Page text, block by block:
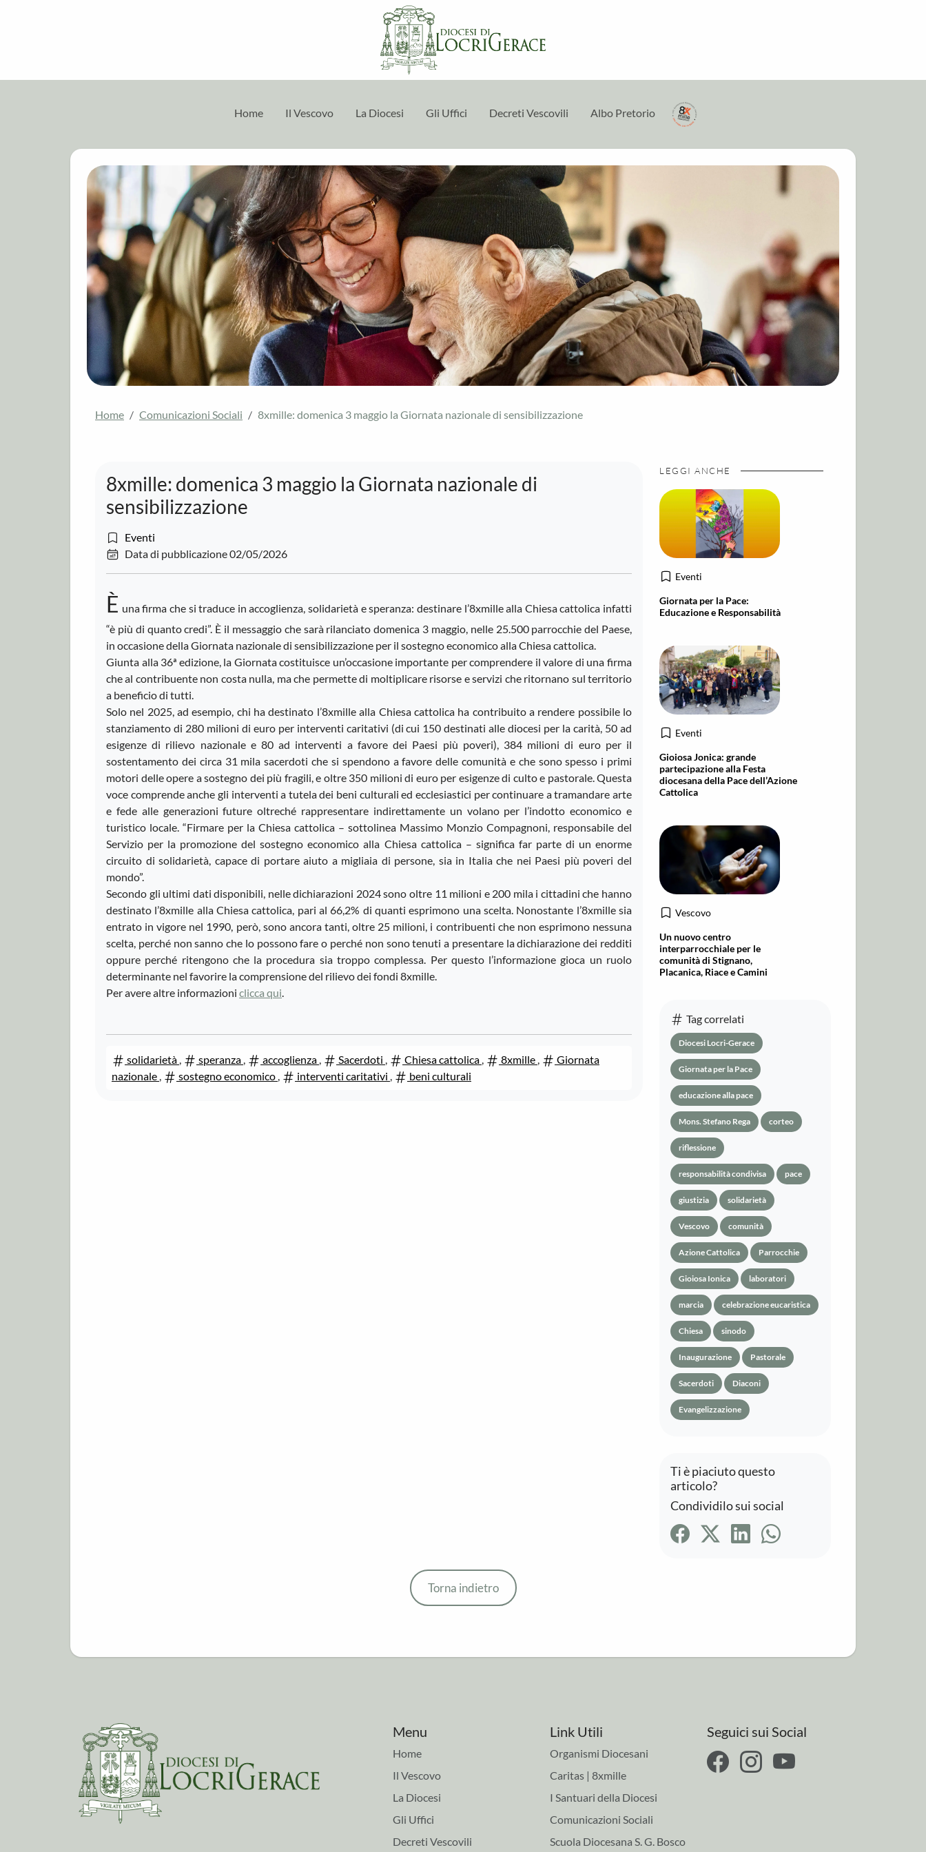
Home Il Vescovo La Diocesi Gli Uffici Decreti Vescovili Albo Pretorio
Home Comunicazioni Sociali 8xmille: domenica 3 maggio la Giornata nazionale di sensibilizzazione
8xmille: domenica 3 maggio la Giornata nazionale di
sensibilizzazione
Eventi
Data di pubblicazione 02/05/2026
È una firma che si traduce in accoglienza, solidarietà e speranza: destinare l’8xmille alla Chiesa cattolica infatti
“è più di quanto credi”. È il messaggio che sarà rilanciato domenica 3 maggio, nelle 25.500 parrocchie del Paese,
in occasione della Giornata nazionale di sensibilizzazione per il sostegno economico alla Chiesa cattolica.
Giunta alla 36ª edizione, la Giornata costituisce un’occasione importante per comprendere il valore di una firma
che al contribuente non costa nulla, ma che permette di moltiplicare risorse e servizi che ritornano sul territorio
a beneficio di tutti.
Solo nel 2025, ad esempio, chi ha destinato l’8xmille alla Chiesa cattolica ha contribuito a rendere possibile lo
stanziamento di 280 milioni di euro per interventi caritativi (di cui 150 destinati alle diocesi per la carità, 50 ad
esigenze di rilievo nazionale e 80 ad interventi a favore dei Paesi più poveri), 384 milioni di euro per il
sostentamento dei circa 31 mila sacerdoti che si spendono a favore delle comunità e che sono spesso i primi
motori delle opere a sostegno dei più fragili, e oltre 350 milioni di euro per esigenze di culto e pastorale. Questa
voce comprende anche gli interventi a tutela dei beni culturali ed ecclesiastici per continuare a tramandare arte
e fede alle generazioni future oltreché rappresentare indirettamente un volano per l’indotto economico e
turistico locale. “Firmare per la Chiesa cattolica – sottolinea Massimo Monzio Compagnoni, responsabile del
Servizio per la promozione del sostegno economico alla Chiesa cattolica – significa far parte di un enorme
circuito di solidarietà, capace di portare aiuto a migliaia di persone, sia in Italia che nei Paesi più poveri del
mondo”.
Secondo gli ultimi dati disponibili, nelle dichiarazioni 2024 sono oltre 11 milioni e 200 mila i cittadini che hanno
destinato l’8xmille alla Chiesa cattolica, pari al 66,2% di quanti esprimono una scelta. Nonostante l’8xmille sia
entrato in vigore nel 1990, però, sono ancora tanti, oltre 25 milioni, i contribuenti che non esprimono nessuna
scelta, perché non sanno che lo possono fare o perché non sono tenuti a presentare la dichiarazione dei redditi
oppure perché ritengono che la procedura sia troppo complessa. Per questo l’informazione gioca un ruolo
determinante nel favorire la comprensione del rilievo dei fondi 8xmille.
Per avere altre informazioni clicca qui.
solidarietà , speranza , accoglienza , Sacerdoti , Chiesa cattolica , 8xmille ,
Giornata
nazionale , sostegno economico , interventi caritativi , beni culturali
Ti è piaciuto questo
articolo?
Condividilo sui social
LEGGI ANCHE
Eventi
Giornata per la Pace:
Educazione e Responsabilità
Eventi
Gioiosa Jonica: grande
partecipazione alla Festa
diocesana della Pace dell’Azione
Cattolica
Vescovo
Un nuovo centro
interparrocchiale per le
comunità di Stignano,
Placanica, Riace e Camini
Tag correlati
Diocesi Locri-Gerace
Giornata per la Pace
educazione alla pace
Mons. Stefano Rega corteo
riflessione
responsabilità condivisa pace
giustizia solidarietà
Vescovo comunità
Azione Cattolica Parrocchie
Gioiosa Ionica laboratori
marcia celebrazione eucaristica
Chiesa sinodo
Inaugurazione Pastorale
Sacerdoti Diaconi
Evangelizzazione
Torna indietro
Menu
Home
Il Vescovo
La Diocesi
Gli Uffici
Decreti Vescovili
Link Utili
Organismi Diocesani
Caritas | 8xmille
I Santuari della Diocesi
Comunicazioni Sociali
Scuola Diocesana S. G. Bosco
Seguici sui Social